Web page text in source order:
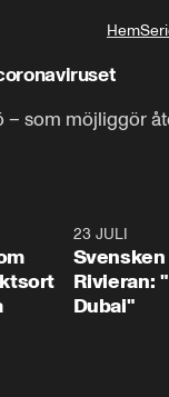
Hem
som möjliggör
23 JULI
Rivieran:
Dubai"